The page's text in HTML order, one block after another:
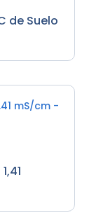
de Suelo